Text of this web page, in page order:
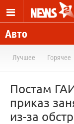
Авто
Лучшее Горячее
Постам
приказ
из-за